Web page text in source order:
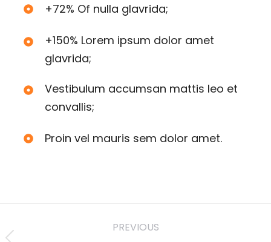
+72% Of nulla glavrida;
+150% Lorem ipsum dolor amet
glavrida;
Vestibulum accumsan mattis leo et
convallis;
Proin vel mauris sem dolor amet.
PREVIOUS